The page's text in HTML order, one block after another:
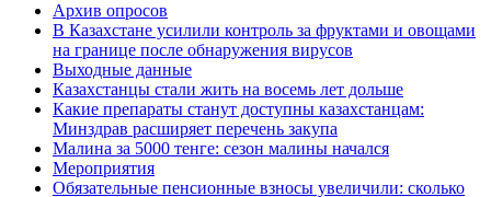
Архив опросов
В Казахстане усилили контроль за фруктами и овощами
на границе после обнаружения вирусов
Выходные данные
Казахстанцы стали жить на восемь лет дольше
Какие препараты станут доступны казахстанцам:
Минздрав расширяет перечень закупа
Малина за 5000 тенге: сезон малины начался
Мероприятия
Обязательные пенсионные взносы увеличили: сколько